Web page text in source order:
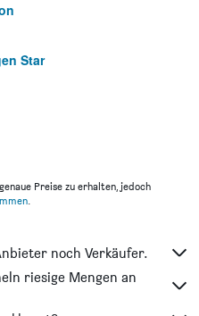
Star
Copenhagen Airport
Preise zu erhalten, jedoch
.
noch Verkäufer.
riesige Mengen an